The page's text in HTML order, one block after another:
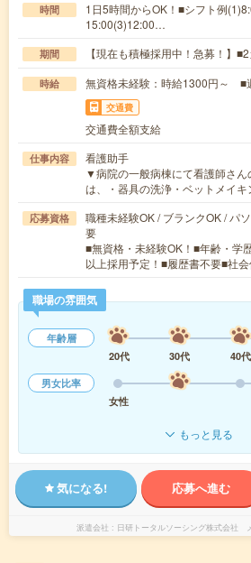
時間
1日5時間からOK！■シフト例
15:00(3)12:00…
期間 【現在も積極採用中！急募！】
時給 無資格未経験：時給1300円～
交通費
交通費全額支給
仕事内容
看護助手
▼病院の一般病棟にて看護師さん
は、・器具の洗浄・ベットメイ
応募資格
職種未経験OK / ブランクOK / パ
要
■無資格・未経験OK！■年齢・学
以上採用予定！■履歴書不要■社
職場の雰囲気
年齢層
20代
30代 40代
男女比率
女性
もっと見る
気になる! 応募へ進む
派遣会社 日研トータルソーシング株式会社